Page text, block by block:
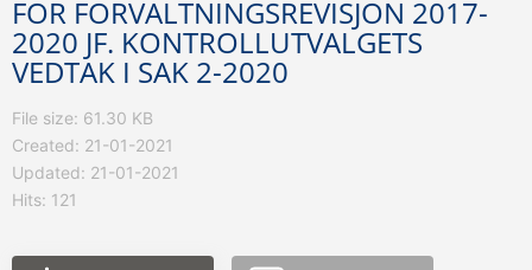
FOR FORVALTNINGSREVISJON 2017-
2020 JF. KONTROLLUTVALGETS
VEDTAK I SAK 2-2020
File size: 61.30 KB
Created: 21-01-2021
Updated: 21-01-2021
Hits: 121